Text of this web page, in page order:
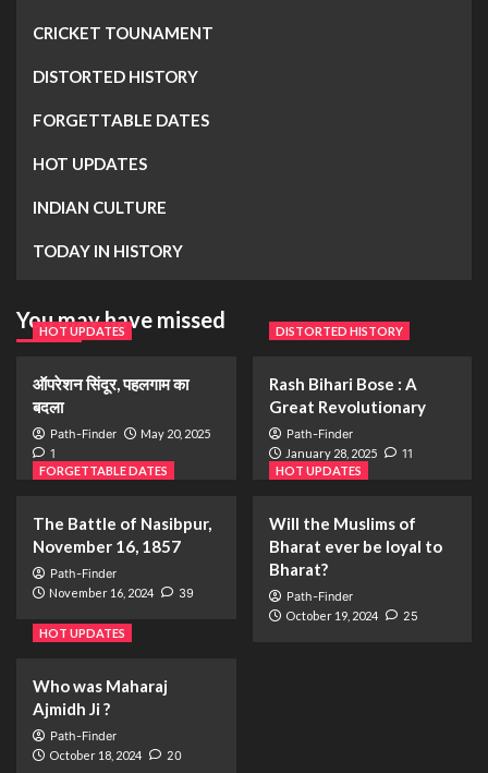
CRICKET TOUNAMENT
DISTORTED HISTORY
FORGETTABLE DATES
HOT UPDATES
INDIAN CULTURE
TODAY IN HISTORY
You may have missed
HOT UPDATES
ऑपरेशन सिंदूर, पहलगाम का
बदला
Path-Finder May 20, 2025
1
DISTORTED HISTORY
Rash Bihari Bose : A
Great Revolutionary
Path-Finder
January 28, 2025 11
FORGETTABLE DATES
The Battle of Nasibpur,
November 16, 1857
Path-Finder
November 16, 2024 39
HOT UPDATES
Will the Muslims of
Bharat ever be loyal to
Bharat?
Path-Finder
October 19, 2024 25
HOT UPDATES
Who was Maharaj
Ajmidh Ji ?
Path-Finder
October 18, 2024 20